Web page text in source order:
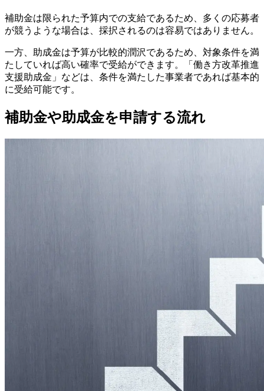
補助金は限られた予算内での支給であるため、多くの応募者
が競うような場合は、採択されるのは容易ではありません。
一方、助成金は予算が比較的潤沢であるため、対象条件を満
たしていれば高い確率で受給ができます。「働き方改革推進
支援助成金」などは、条件を満たした事業者であれば基本的
に受給可能です。
補助金や助成金を申請する流れ